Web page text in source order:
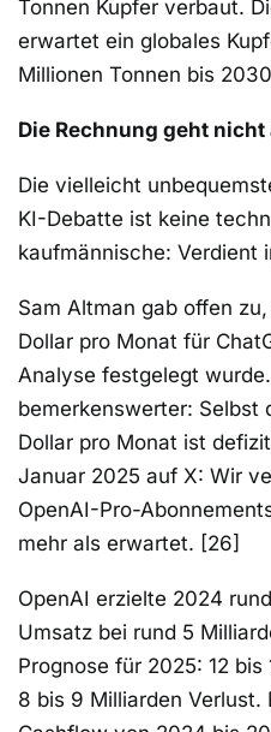
Tonnen Kupfer verbaut.
erwartet ein globales
Millionen Tonnen bis
Die Rechnung geht nicht
Die vielleicht
KI-Debatte ist keine
kaufmännische: Verdient
Sam Altman gab offen
Dollar pro Monat für
Analyse festgelegt
bemerkenswerter: Selbst
Dollar pro Monat ist
Januar 2025 auf X: Wir
OpenAI-Pro-
mehr als erwartet. [26]
OpenAI erzielte 2024
Umsatz bei rund 5
Prognose für 2025: 12
8 bis 9 Milliarden Verlust.